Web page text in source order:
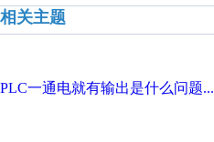
相关主题
PLC一通电就有输出是什么问题...